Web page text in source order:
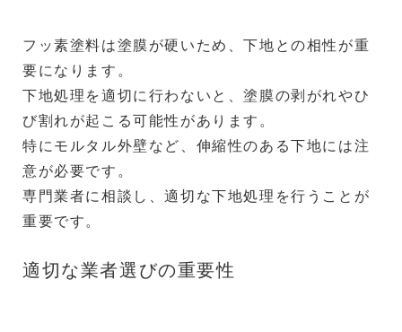
フッ素塗料は塗膜が硬いため、下地との相性が重
要になります。
下地処理を適切に行わないと、塗膜の剥がれやひ
び割れが起こる可能性があります。
特にモルタル外壁など、伸縮性のある下地には注
意が必要です。
専門業者に相談し、適切な下地処理を行うことが
重要です。
適切な業者選びの重要性